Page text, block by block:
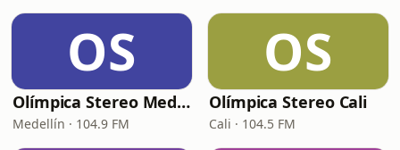
OS
Olímpica Stereo Medellín
Medellín · 104.9 FM
OS
Olímpica Stereo Cali
Cali · 104.5 FM